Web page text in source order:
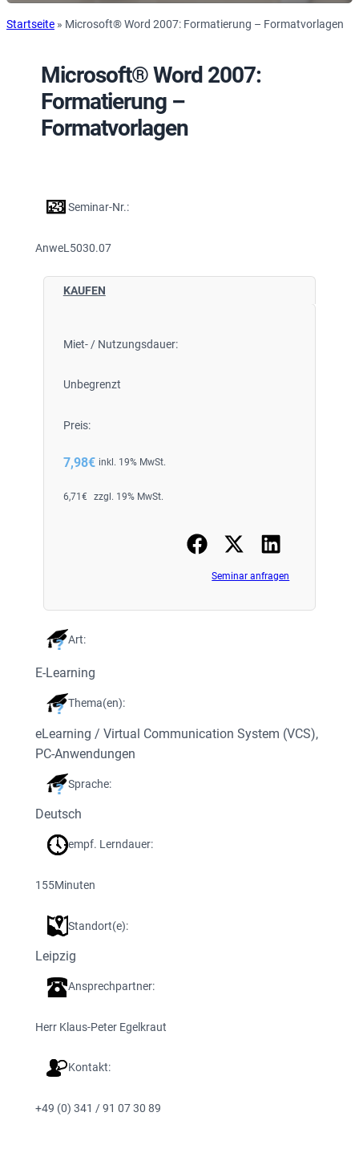
Startseite » Microsoft® Word 2007: Formatierung – Formatvorlagen
Microsoft® Word 2007:
Formatierung –
Formatvorlagen
Seminar-Nr.:
AnweL5030.07
KAUFEN
Miet- / Nutzungsdauer:
Unbegrenzt
Preis:
7,98€ inkl. 19% MwSt.
6,71 € zzgl. 19% MwSt.
Seminar anfragen
Art:
E-Learning
Thema(en):
eLearning / Virtual Communication System (VCS),
PC-Anwendungen
Sprache:
Deutsch
empf. Lerndauer:
155Minuten
Standort(e):
Leipzig
Ansprechpartner:
Herr Klaus-Peter Egelkraut
Kontakt:
+49 (0) 341 / 91 07 30 89